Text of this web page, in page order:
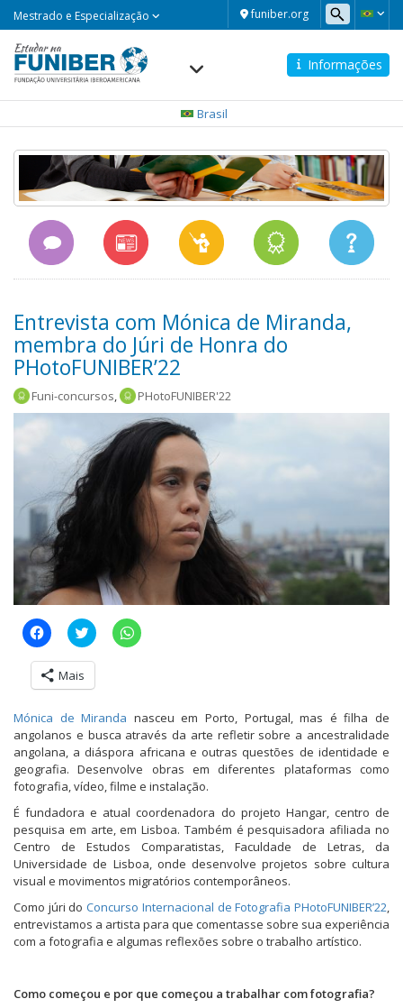
funiber.org
Mestrado e Especialização
Informações
Brasil
Entrevista com Mónica de Miranda,
membra do Júri de Honra do
PHotoFUNIBER’22
Funi-concursos, PHotoFUNIBER'22
C
l
q
u
e
a
r
a
c
o
m
p
a
r
t
i
l
h
a
n
o
F
a
c
e
k
C
l
q
e
a
r
a
c
o
m
p
a
t
i
l
h
a
r
n
o
T
w
i
t
(
C
l
a
r
a
o
m
p
a
t
i
h
a
r
n
W
h
t
p
Mais
Mónica de Miranda nasceu em Porto, Portugal, mas é filha de
angolanos e busca através da arte refletir sobre a ancestralidade
angolana, a diáspora africana e outras questões de identidade e
geografia. Desenvolve obras em diferentes plataformas como
fotografia, vídeo, filme e instalação.
É fundadora e atual coordenadora do projeto Hangar, centro de
pesquisa em arte, em Lisboa. Também é pesquisadora afiliada no
Centro de Estudos Comparatistas, Faculdade de Letras, da
Universidade de Lisboa, onde desenvolve projetos sobre cultura
visual e movimentos migratórios contemporâneos.
Como júri doConcurso Internacional de Fotografia PHotoFUNIBER’22,
entrevistamos a artista para que comentasse sobre sua experiência
com a fotografia e algumas reflexões sobre o trabalho artístico.
Como começou e por que começou a trabalhar com fotografia?